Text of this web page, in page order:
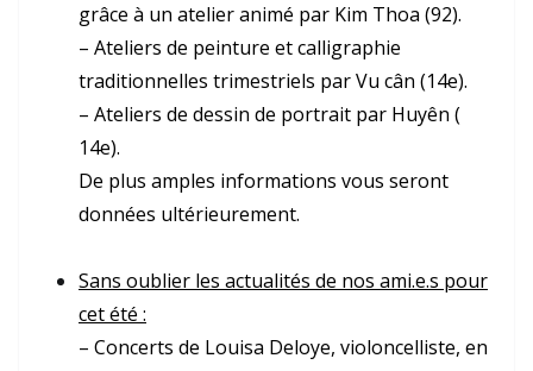
grâce à un atelier animé par Kim Thoa (92).
– Ateliers de peinture et calligraphie
traditionnelles trimestriels par Vu cân (14e).
– Ateliers de dessin de portrait par Huyên (
14e).
De plus amples informations vous seront
données ultérieurement.
Sans oublier les actualités de nos ami.e.s pour
cet été :
– Concerts de Louisa Deloye, violoncelliste, en